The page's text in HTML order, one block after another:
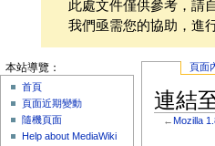
此處文件僅供參考，請
我們亟需您的協助，進
頁面
連結
← Mozilla
本站導覽：
首頁
頁面近期變動
隨機頁面
Help about MediaWiki